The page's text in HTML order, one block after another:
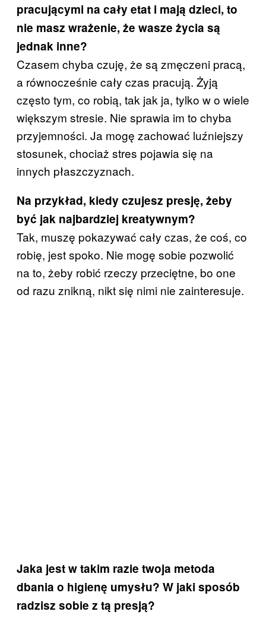
pracującymi na cały etat i mają dzieci, to
nie masz wrażenie, że wasze życia są
jednak inne?
Czasem chyba czuję, że są zmęczeni pracą,
a równocześnie cały czas pracują. Żyją
często tym, co robią, tak jak ja, tylko w o wiele
większym stresie. Nie sprawia im to chyba
przyjemności. Ja mogę zachować luźniejszy
stosunek, chociaż stres pojawia się na
innych płaszczyznach.
Na przykład, kiedy czujesz presję, żeby
być jak najbardziej kreatywnym?
Tak, muszę pokazywać cały czas, że coś, co
robię, jest spoko. Nie mogę sobie pozwolić
na to, żeby robić rzeczy przeciętne, bo one
od razu znikną, nikt się nimi nie zainteresuje.
Jaka jest w takim razie twoja metoda
dbania o higienę umysłu? W jaki sposób
radzisz sobie z tą presją?